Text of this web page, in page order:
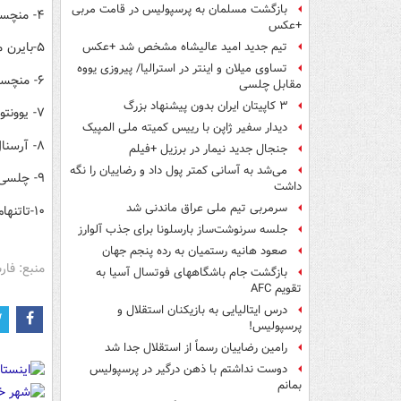
بازگشت مسلمان به پرسپولیس در قامت مربی
+عکس
تیم جدید امید عالیشاه مشخص شد +عکس
تساوی میلان و اینتر در استرالیا/ پیروزی یووه
مقابل چلسی
۳ کاپیتان ایران بدون پیشنهاد بزرگ
دیدار سفیر ژاپن با رییس کمیته ملی المپیک
جنجال جدید نیمار در برزیل +فیلم
می‌شد به آسانی کمتر پول داد و رضاییان را نگه
داشت
سرمربی تیم ملی عراق ماندنی شد
جلسه سرنوشت‌ساز بارسلونا برای جذب آلوارز
صعود هانیه رستمیان به رده پنجم جهان
بازگشت جام باشگاههای فوتسال آسیا به
تقویم AFC
درس ایتالیایی‌ به بازیکنان استقلال و
پرسپولیس!
رامین رضاییان رسماً از استقلال جدا شد
دوست نداشتم با ذهن درگیر در پرسپولیس
بمانم
۴- منچستریونایتد ۹۲.۰
۵-بایرن مونیخ ۸۸.۶
۶- منچسترسیتی ۸۷.۷
۷- یوونتوس ۸۶.۱
۸- آرسنال ۸۵.۹
۹- چلسی ۸۴.۷
۱۰-تاتنهام ۸۳.۱
منبع: